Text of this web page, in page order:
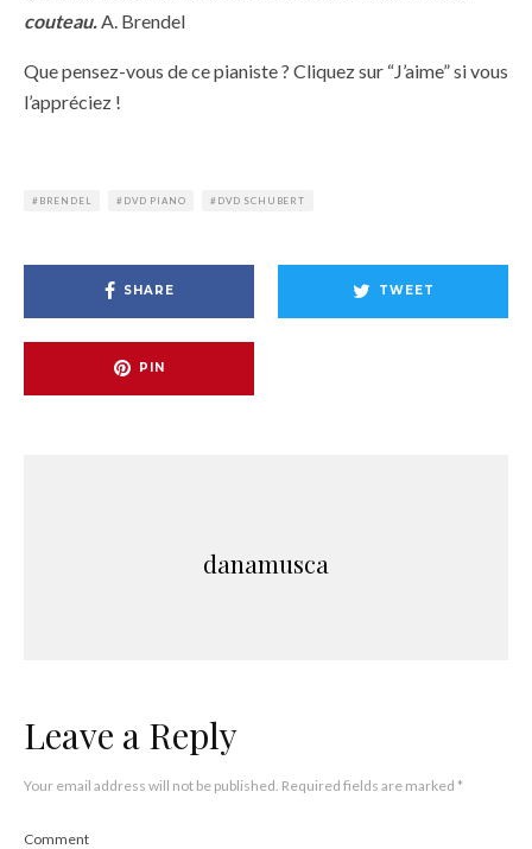
couteau. A. Brendel
Que pensez-vous de ce pianiste ? Cliquez sur “J’aime” si vous
l’appréciez !
BRENDEL DVD PIANO DVD SCHUBERT
SHARE TWEET
PIN
danamusca
Leave a Reply
Your email address will not be published. Required fields are marked *
Comment